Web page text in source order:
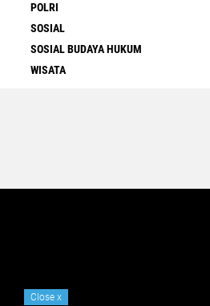
POLRI
SOSIAL
SOSIAL BUDAYA HUKUM
WISATA
Close x